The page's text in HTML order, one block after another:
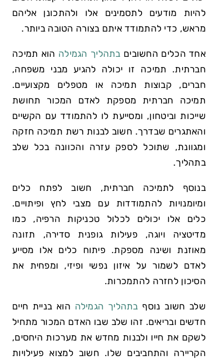
להיות מודעים לתסמינים אלו ולהתכונן אליהם
מראש, כדי להתמודד איתם בצורה הטובה ביותר.
אחד הכלים החשובים בתהליך הגמילה הוא תמיכה
חברתית. תמיכה זו יכולה להגיע מבני משפחה,
חברים, קבוצות תמיכה או מטפלים מקצועיים.
תמיכה חברתית מספקת לאדם המכור תחושת
שייכות וביטחון, ומסייעת לו להתמודד עם הקשיים
והאתגרים שבדרך. חשוב לבנות רשת תמיכה חזקה
ומגוונת, שתוכל לספק עזרה והכוונה בכל שלב
בתהליך.
בנוסף לתמיכה חברתית, חשוב לפתח כלים
ומיומנויות להתמודדות עם מצבי לחץ ופיתויים.
כלים אלו יכולים לכלול טכניקות הרפיה, כמו
מדיטציה ויוגה, פעילות גופנית סדירה, תזונה
מאוזנת ושינה מספקת. פיתוח כלים אלו מסייע
לאדם לשמור על איזון נפשי ופיזי, ומפחית את
הסיכון לחזרה להתמכרות.
שלב חשוב נוסף בתהליך הגמילה הוא בניית חיים
חדשים ובריאים. זהו שלב שבו האדם המכור מתחיל
לשקם את חייו ולבנות מחדש את מערכות היחסים,
הקריירה והתחביבים שלו. חשוב למצוא פעילויות